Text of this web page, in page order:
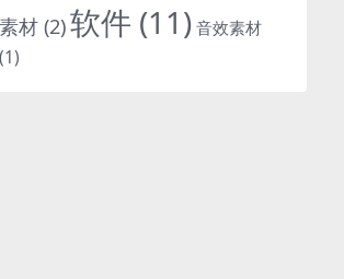
素材 (2)软件 (11)音效素材
(1)